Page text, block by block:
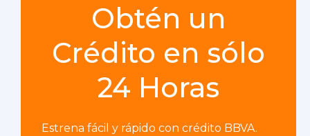
Obtén un
Crédito en sólo
24 Horas
Estrena fácil y rápido con crédito BBVA.